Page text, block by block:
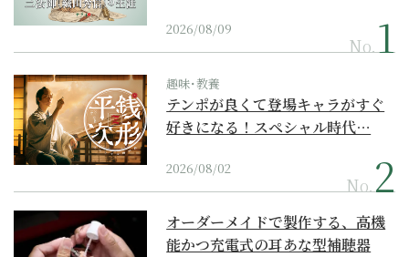
2026/08/09
No.
趣味･教養
テンポが良くて登場キャラがすぐ
好きになる！スペシャル時代…
2026/08/02
No.
オーダーメイドで製作する、高機
能かつ充電式の耳あな型補聴器